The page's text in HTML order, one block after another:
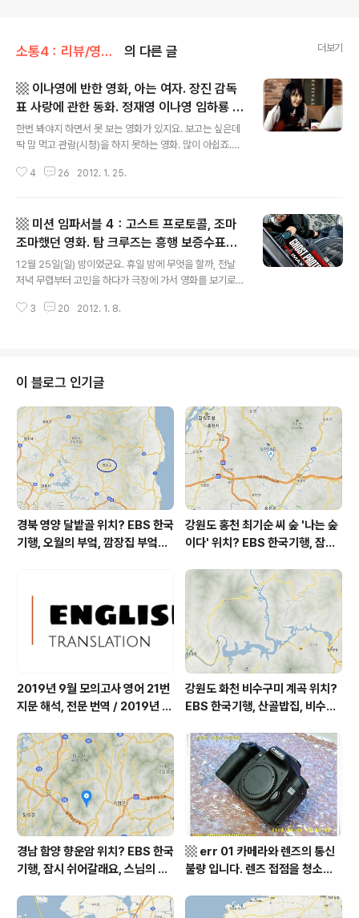
소통4：리뷰/영화 moVie fiLm 의 다른 글 더보기
▩ 이나영에 반한 영화, 아는 여자. 장진 감독
표 사랑에 관한 동화. 정재영 이나영 임하룡 박
준서 ▩
한번 봐야지 하면서 못 보는 영화가 있지요. 보고는 싶은데
딱 맘 먹고 관람(시청)을 하지 못하는 영화. 많이 아쉽죠.
기를 보고 싶어서였을 겁니다. 스토리 전개도 궁금했구요.
'아는 여자'가 있고요. 대충 이 정도의 사전 정보가 입력된
상태에서 이야기 전개와 결말이 궁금했습니다. 그런데 계
속 못 본 거죠. 그러다 이달 초 어느 날 이유없이 잠이 너무
일찍 깬 새벽에 드뎌 '아는 여자'를 만났습니다. 결과적으로
'아는 여자'는 이나영에게 푹 빠져 드는 계기가 되었습니다.
^^ 관람일시 2012 0111 수 06:00~ (집) 개봉일..
4 26 2012. 1. 25.
▩ 미션 임파서블 4：고스트 프로토콜, 조마
조마했던 영화. 탐 크루즈는 흥행 보증수표?
▩
12월 25일(일) 밤이었군요. 휴일 밤에 무엇을 할까, 전날
저녁 무렵부터 고민을 하다가 극장에 가서 영화를 보기로
파서블 4'였네요. 온라인 예매를 한 후 집에서 티비로 '미션
좋더군요. ^^ '미션 임파서블 4'가 흥행 돌풍을 일으켰다는
기사들이 속속 올라옵니다. 오늘 아침에 본 기사에서는 'MI
4'가 역대 흥행 외화 가운데 5위에 올랐다고 합니다. 또 어
떤 기사에서는 "개봉 3일 만에 100만 명을 넘어선 '미션
임파서블 4'는 6일 만에 200만 명, 10일 ..
3 20 2012. 1. 8.
이 블로그 인기글
경북 영양 달밭골 위치? EBS 한국
기행, 오월의 부엌, 깜장집 부엌은
한 곳, 영양읍 상원리. KBS 인간극
장 임분노미 할머니
강원도 홍천 최기순 씨 숲 '나는 숲
이다' 위치? EBS 한국기행, 잠시
군 최기순 씨 캠핑장 펜션 어디? /
강원도 홍천군 가볼 만한 곳, (구)
까르돈, kbs 인간극장
2019년 9월 모의고사 영어 21번
지문 해석, 전문 번역 / 2019년 9
역, 평가원 2019년 고3 9월 영어
영역 외국어영역 전문 해석, Engli
sh to Korean translation
강원도 화천 비수구미 계곡 위치?
EBS 한국기행, 산골밥집, 비수구
부 화천군 비수구미 낙타민박 어
디? / 강원도 화천군 가볼 만한 곳
비수구미 마을, 파로호
경남 함양 향운암 위치? EBS 한국
기행, 잠시 쉬어갈래요, 스님의 어
상남도 함양군 가볼 만한 곳, 용추
▩ err 01 카메라와 렌즈의 통신
불량 입니다. 렌즈 접점을 청소하